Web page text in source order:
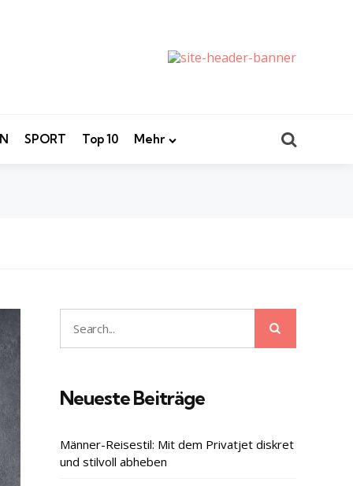
SPORT Top 10 Mehr
Search
for:
Neueste Beiträge
Männer-Reisestil: Mit dem Privatjet diskret
und stilvoll abheben